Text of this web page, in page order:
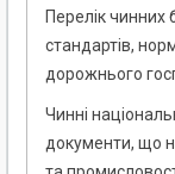
Перелік чинних
стандартів,
дорожнього
Чинні
документи, що